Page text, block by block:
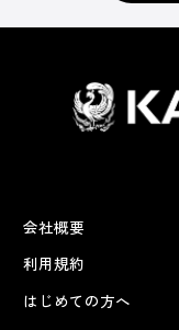
会社概要
利用規約
はじめての方へ